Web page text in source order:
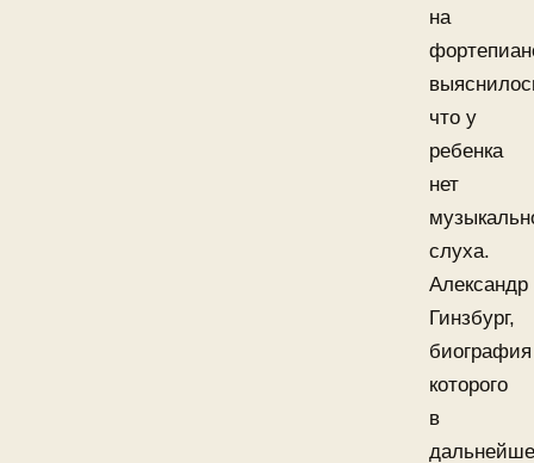
на
что у
ребенка
нет
слуха.
Александр
Гинзбург,
биография
которого
в